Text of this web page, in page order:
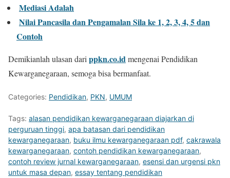
Mediasi Adalah
Nilai Pancasila dan Pengamalan Sila ke 1, 2, 3, 4, 5 dan
Contoh
Demikianlah ulasan darippkn.co.idmengenai Pendidikan
Kewarganegaraan, semoga bisa bermanfaat.
Categories: Pendidikan, PKN, UMUM
Tags: alasan pendidikan kewarganegaraan diajarkan di
perguruan tinggi, apa batasan dari pendidikan
kewarganegaraan, buku ilmu kewarganegaraan pdf, cakrawala
kewarganegaraan, contoh pendidikan kewarganegaraan,
contoh review jurnal kewarganegaraan, esensi dan urgensi pkn
untuk masa depan, essay tentang pendidikan